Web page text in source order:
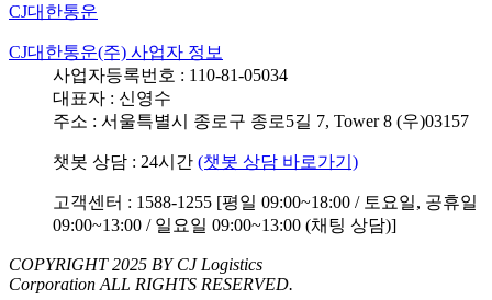
CJ대한통운
CJ대한통운(주) 사업자 정보
사업자등록번호 : 110-81-05034
대표자 : 신영수
주소 : 서울특별시 종로구 종로5길 7, Tower 8 (우)03157
챗봇 상담 : 24시간 (챗봇 상담 바로가기)
고객센터 : 1588-1255 [평일 09:00~18:00 / 토요일, 공휴일
09:00~13:00 / 일요일 09:00~13:00 (채팅 상담)]
COPYRIGHT 2025 BY CJ Logistics
Corporation ALL RIGHTS RESERVED.